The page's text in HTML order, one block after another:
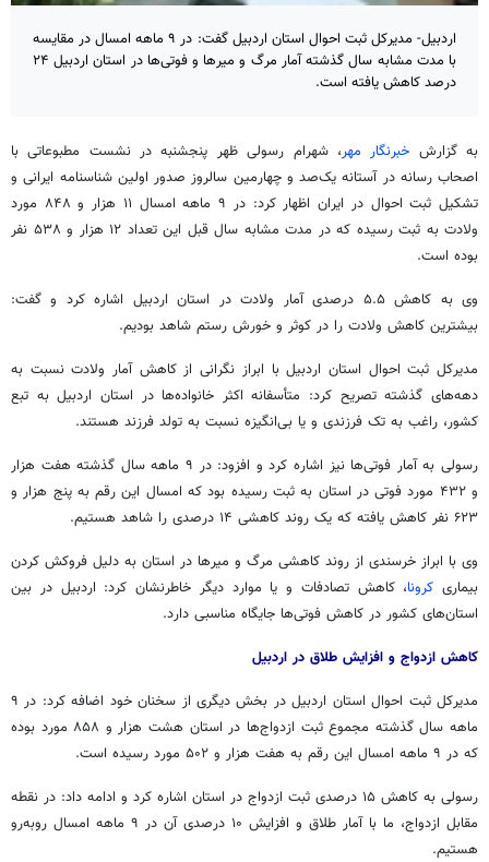
اردبیل- مدیرکل ثبت احوال استان اردبیل گفت: در ۹ ماهه امسال در مقایسه
با مدت مشابه سال گذشته آمار مرگ و میرها و فوتی‌ها در استان اردبیل ۲۴
درصد کاهش یافته است.
به گزارش خبرنگار مهر، شهرام رسولی ظهر پنجشنبه در نشست مطبوعاتی با
اصحاب رسانه در آستانه یک‌صد و چهارمین سالروز صدور اولین شناسنامه ایرانی و
تشکیل ثبت احوال در ایران اظهار کرد: در ۹ ماهه امسال ۱۱ هزار و ۸۴۸ مورد
ولادت به ثبت رسیده که در مدت مشابه سال قبل این تعداد ۱۲ هزار و ۵۳۸ نفر
بوده است.
وی به کاهش ۵.۵ درصدی آمار ولادت در استان اردبیل اشاره کرد و گفت:
بیشترین کاهش ولادت را در کوثر و خورش رستم شاهد بودیم.
مدیرکل ثبت احوال استان اردبیل با ابراز نگرانی از کاهش آمار ولادت نسبت به
دهه‌های گذشته تصریح کرد: متأسفانه اکثر خانواده‌ها در استان اردبیل به تبع
کشور، راغب به تک فرزندی و یا بی‌انگیزه نسبت به تولد فرزند هستند.
رسولی به آمار فوتی‌ها نیز اشاره کرد و افزود: در ۹ ماهه سال گذشته هفت هزار
و ۴۳۲ مورد فوتی در استان به ثبت رسیده بود که امسال این رقم به پنج هزار و
۶۲۳ نفر کاهش یافته که یک روند کاهشی ۱۴ درصدی را شاهد هستیم.
وی با ابراز خرسندی از روند کاهشی مرگ و میرها در استان به دلیل فروکش کردن
بیماری کرونا، کاهش تصادفات و یا موارد دیگر خاطرنشان کرد: اردبیل در بین
استان‌های کشور در کاهش فوتی‌ها جایگاه مناسبی دارد.
کاهش ازدواج و افزایش طلاق در اردبیل
مدیرکل ثبت احوال استان اردبیل در بخش دیگری از سخنان خود اضافه کرد: در ۹
ماهه سال گذشته مجموع ثبت ازدواج‌ها در استان هشت هزار و ۸۵۸ مورد بوده
که در ۹ ماهه امسال این رقم به هفت هزار و ۵۰۲ مورد رسیده است.
رسولی به کاهش ۱۵ درصدی ثبت ازدواج در استان اشاره کرد و ادامه داد: در نقطه
مقابل ازدواج، ما با آمار طلاق و افزایش ۱۰ درصدی آن در ۹ ماهه امسال روبه‌رو
هستیم.